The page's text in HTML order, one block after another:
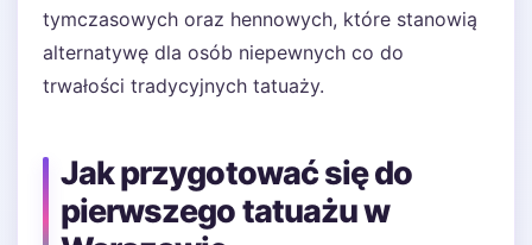
tymczasowych oraz hennowych, które stanowią
alternatywę dla osób niepewnych co do
trwałości tradycyjnych tatuaży.
Jak przygotować się do
pierwszego tatuażu w